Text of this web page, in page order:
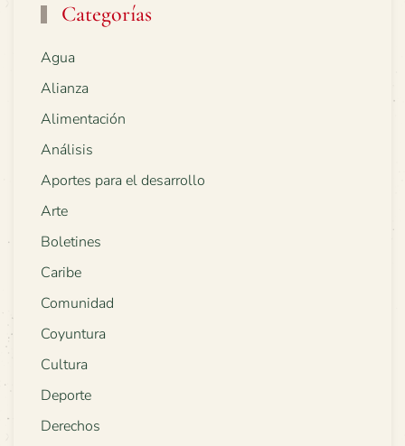
Categorías
Agua
Alianza
Alimentación
Análisis
Aportes para el desarrollo
Arte
Boletines
Caribe
Comunidad
Coyuntura
Cultura
Deporte
Derechos